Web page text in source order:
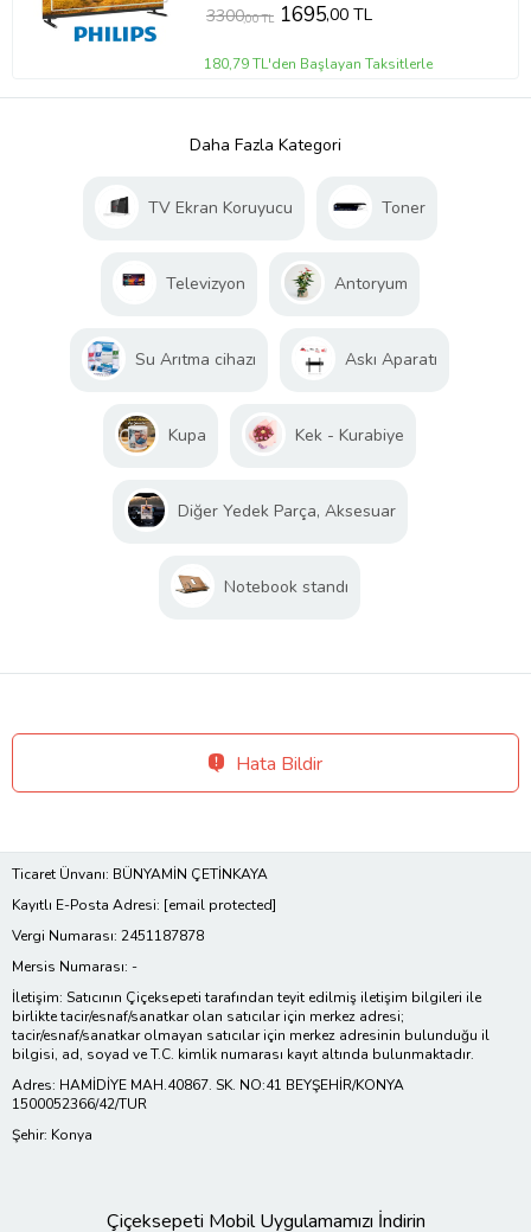
3300,00 TL 1695,00 TL
180,79 TL'den Başlayan Taksitlerle
Daha Fazla Kategori
TV Ekran Koruyucu Toner
Televizyon Antoryum
Su Arıtma cihazı Askı Aparatı
Kupa Kek - Kurabiye
Diğer Yedek Parça, Aksesuar
Notebook standı
Hata Bildir
Ticaret Ünvanı: BÜNYAMİN ÇETİNKAYA
Kayıtlı E-Posta Adresi: [email protected]
Vergi Numarası: 2451187878
Mersis Numarası: -
İletişim: Satıcının Çiçeksepeti tarafından teyit edilmiş iletişim bilgileri ile
birlikte tacir/esnaf/sanatkar olan satıcılar için merkez adresi;
tacir/esnaf/sanatkar olmayan satıcılar için merkez adresinin bulunduğu il
bilgisi, ad, soyad ve T.C. kimlik numarası kayıt altında bulunmaktadır.
Adres: HAMİDİYE MAH.40867. SK. NO:41 BEYŞEHİR/KONYA
1500052366/42/TUR
Şehir: Konya
Çiçeksepeti Mobil Uygulamamızı İndirin